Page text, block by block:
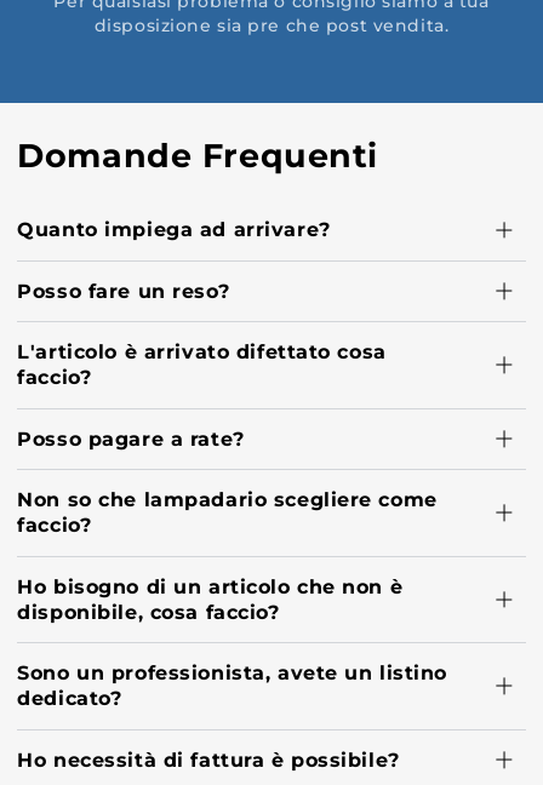
disposizione sia pre che post vendita.
Domande Frequenti
Quanto impiega ad arrivare?
Posso fare un reso?
L'articolo è arrivato difettato cosa
faccio?
Posso pagare a rate?
Non so che lampadario scegliere come
faccio?
Ho bisogno di un articolo che non è
disponibile, cosa faccio?
Sono un professionista, avete un listino
dedicato?
Ho necessità di fattura è possibile?